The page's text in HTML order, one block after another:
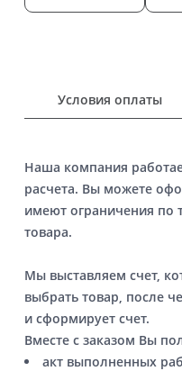
Условия оплаты
Наша компания
расчета. Вы можете
имеют ограничения по
товара.
Мы выставляем счет,
выбрать товар, после
и сформирует счет.
Вместе с заказом Вы
акт выполненных